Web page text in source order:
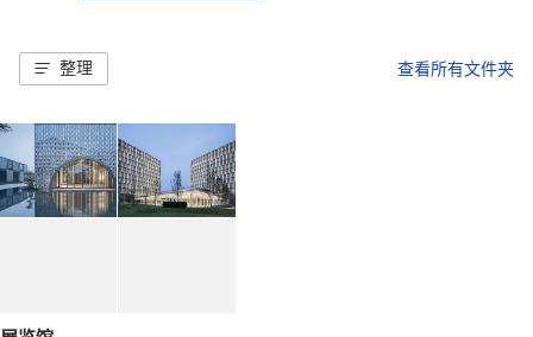
整理 查看所有文件夹